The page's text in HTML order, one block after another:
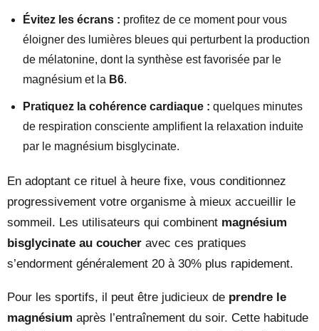
Évitez les écrans : profitez de ce moment pour vous
éloigner des lumières bleues qui perturbent la production
de mélatonine, dont la synthèse est favorisée par le
magnésium et la B6.
Pratiquez la cohérence cardiaque : quelques minutes
de respiration consciente amplifient la relaxation induite
par le magnésium bisglycinate.
En adoptant ce rituel à heure fixe, vous conditionnez
progressivement votre organisme à mieux accueillir le
sommeil. Les utilisateurs qui combinent magnésium
bisglycinate au coucher avec ces pratiques
s’endorment généralement 20 à 30% plus rapidement.
Pour les sportifs, il peut être judicieux de prendre le
magnésium après l’entraînement du soir. Cette habitude